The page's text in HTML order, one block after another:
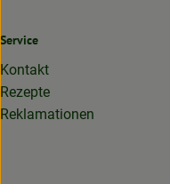
Service
Kontakt
Rezepte
Reklamationen